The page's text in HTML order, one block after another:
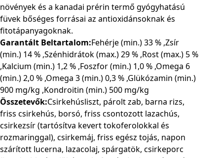
növények és a kanadai prérin termő gyógyhatású
füvek bőséges forrásai az antioxidánsoknak és
fitotápanyagoknak.
Garantált Beltartalom:Fehérje (min.) 33 % ,Zsír
(min.) 14 % ,Szénhidrátok (max.) 29 % ,Rost (max.) 5 %
,Kalcium (min.) 1,2 % ,Foszfor (min.) 1,0 % ,Omega 6
(min.) 2,0 % ,Omega 3 (min.) 0,3 % ,Glükózamin (min.)
900 mg/kg ,Kondroitin (min.) 500 mg/kg
Összetevők:Csirkehúsliszt, párolt zab, barna rizs,
friss csirkehús, borsó, friss csontozott lazachús,
csirkezsír (tartósítva kevert tokoferolokkal és
rozmaringgal), csirkemáj, friss egész tojás, napon
szárított lucerna, lazacolaj, spárgatök, csirkeporc